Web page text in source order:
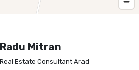
Radu Mitran
Real Estate Consultant Arad